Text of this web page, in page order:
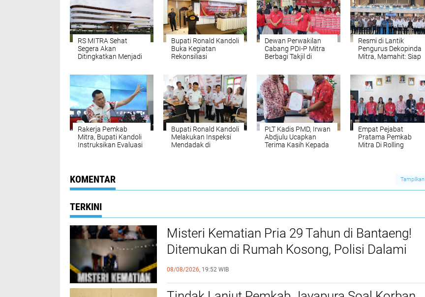
RS MITRA Sehat
Segera Akan
Ditingkatkan Menjadi
Bupati Ronald Kandoli
Buka Kegiatan
Rekonsiliasi
2025
Dewan Perwakilan
Cabang PDI-P Mitra
Berbagi Takjil di
Resmi di Lantik
Pengurus Dekopinda
Mitra, Mamahit: Siap
Rakerja Pemkab
Mitra, Bupati Kandoli
Instruksikan Evaluasi
Bupati Ronald Kandoli
Melakukan Inspeksi
Mendadak di
PLT Kadis PMD, Irwan
Abdjulu Ucapkan
Terima Kasih Kepada
Empat Pejabat
Pratama Pemkab
Mitra Di Rolling
KOMENTAR Tampilkan
TERKINI
Misteri Kematian Pria 29 Tahun di Bantaeng!
Ditemukan di Rumah Kosong, Polisi Dalami
Kejanggalan
08/08/2026, 19:52 WIB